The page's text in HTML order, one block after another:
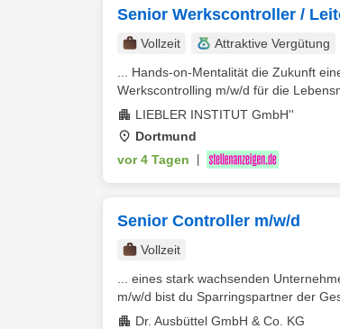
Senior Werkscontroller /
Vollzeit
Attraktive Vergütung
... Hands-on-Mentalität die Zukunft
Werkscontrolling m/w/d für die
LIEBLER INSTITUT GmbH''
Dortmund
vor 4 Tagen
Senior Controller m/w/d
Vollzeit
... eines stark wachsenden
m/w/d bist du Sparringspartner der
Dr. Ausbüttel GmbH & Co. KG